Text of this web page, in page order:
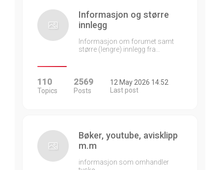
Informasjon og større
innlegg
Informasjon om forumet samt
større (lengre) innlegg fra…
110
Topics
2569
Posts
12 May 2026 14:52
Last post
Bøker, youtube, avisklipp
m.m
informasjon som omhandler